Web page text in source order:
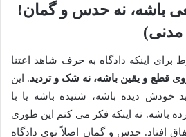
باشه، نه حدس و گمان!
برای اینکه دادگاه به حرف شاهد اعتنا
قطع و یقین باشه، نه شک و تردید. این
خودش دیده باشه، شنیده باشه یا با
باشه. نه اینکه فکر می کنم این طوری
افتاد. حدس و گمان اصلاً توی دادگاه